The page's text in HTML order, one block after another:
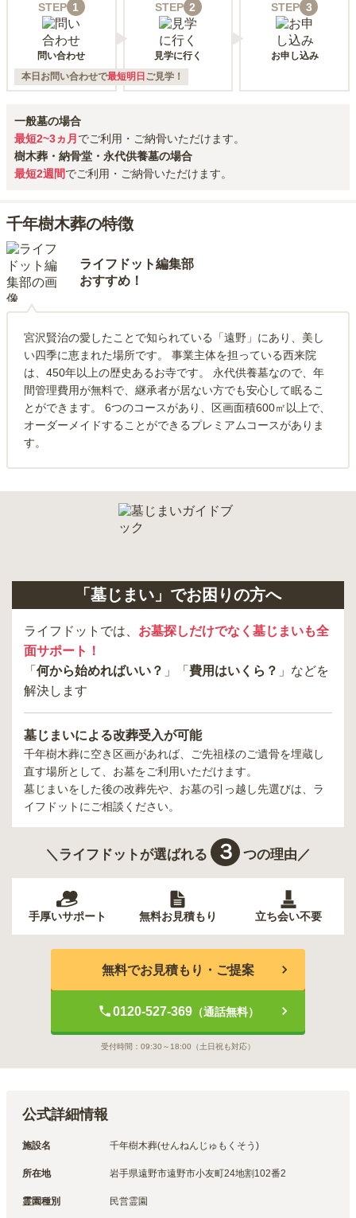
STEP 1
問い合わせ
STEP 2
見学に行く
STEP 3
お申し込み
本日お問い合わせで最短明日 ご見学！
一般墓の場合
最短2~3ヵ月 でご利用・ご納骨いただけます。
樹木葬・納骨堂・永代供養墓の場合
最短2週間でご利用・ご納骨いただけます。
千年樹木葬の特徴
ライフドット編集部
おすすめ！
宮沢賢治の愛したことで知られている「遠野」にあり、美し
い四季に恵まれた場所です。 事業主体を担っている西来院
は、450年以上の歴史あるお寺です。 永代供養墓なので、年
間管理費用が無料で、継承者が居ない方でも安心して眠るこ
とができます。 6つのコースがあり、区画面積600㎡以上で、
オーダーメイドすることができるプレミアムコースがありま
す。
「墓じまい」でお困りの方へ
ライフドットでは、 お墓探しだけでなく墓じまいも全
面サポート！
「 何から始めればいい？ 」「 費用はいくら？ 」などを
解決します
墓じまいによる改葬受入が可能
千年樹木葬に空き区画があれば、ご先祖様のご遺骨を埋蔵し
直す場所として、お墓をご利用いただけます。
墓じまいをした後の改葬先や、お墓の引っ越し先選びは、ラ
イフドットにご相談ください。
＼ライフドットが選ばれる ３ つの理由／
手厚いサポート 無料お見積もり 立ち会い不要
無料でお見積もり・ご提案
0120-527-369（通話無料）
受付時間： 09:30～18:00 （土日祝も対応）
公式詳細情報
施設名 千年樹木葬(せんねんじゅもくそう)
所在地 岩手県遠野市遠野市小友町24地割102番2
霊園種別 民営霊園